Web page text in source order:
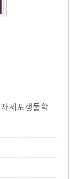
세포생물학